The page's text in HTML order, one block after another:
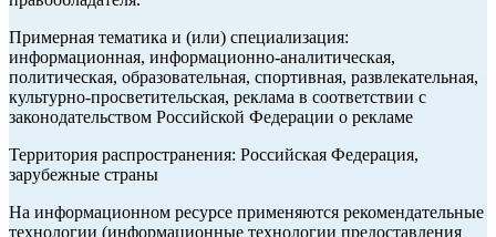
Примерная тематика и (или) специализация:
информационная, информационно-аналитическая,
политическая, образовательная, спортивная, развлекательная,
культурно-просветительская, реклама в соответствии с
законодательством Российской Федерации о рекламе
Территория распространения: Российская Федерация,
зарубежные страны
На информационном ресурсе применяются рекомендательные
технологии (информационные технологии предоставления